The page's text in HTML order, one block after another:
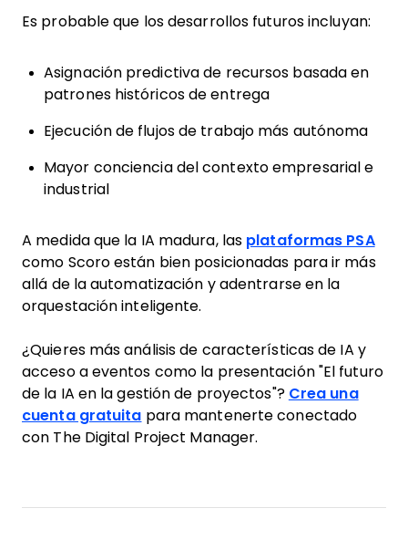
Es probable que los desarrollos futuros incluyan:
Asignación predictiva de recursos basada en
patrones históricos de entrega
Ejecución de flujos de trabajo más autónoma
Mayor conciencia del contexto empresarial e
industrial
A medida que la IA madura, las plataformas PSA
como Scoro están bien posicionadas para ir más
allá de la automatización y adentrarse en la
orquestación inteligente.
¿Quieres más análisis de características de IA y
acceso a eventos como la presentación "El futuro
de la IA en la gestión de proyectos"? Crea una
cuenta gratuita para mantenerte conectado
con The Digital Project Manager.